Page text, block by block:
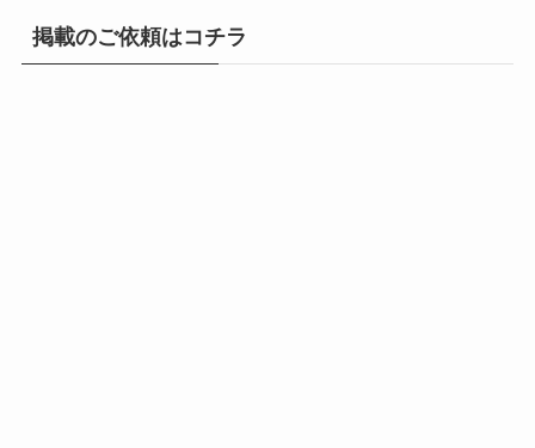
掲載のご依頼はコチラ